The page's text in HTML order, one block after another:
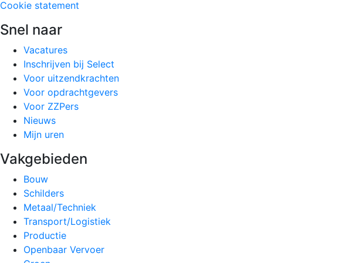
Cookie statement
Snel naar
Vacatures
Inschrijven bij Select
Voor uitzendkrachten
Voor opdrachtgevers
Voor ZZPers
Nieuws
Mijn uren
Vakgebieden
Bouw
Schilders
Metaal/Techniek
Transport/Logistiek
Productie
Openbaar Vervoer